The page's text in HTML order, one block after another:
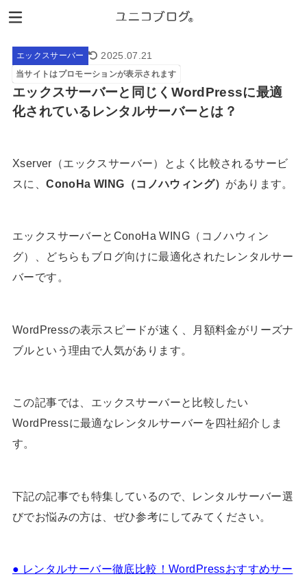
エックスサーバー 2025.07.21
当サイトはプロモーションが表示されます
エックスサーバーと同じくWordPressに最適
化されているレンタルサーバーとは？
Xserver（エックスサーバー）とよく比較されるサービ
スに、ConoHa WING（コノハウィング） があります。
エックスサーバーとConoHa WING（コノハウィン
グ）、どちらもブログ向けに最適化されたレンタルサー
バーです。
WordPressの表示スピードが速く、月額料金がリーズナ
ブルという理由で人気があります。
この記事では、エックスサーバーと比較したい
WordPressに最適なレンタルサーバーを四社紹介しま
す。
下記の記事でも特集しているので、レンタルサーバー選
びでお悩みの方は、ぜひ参考にしてみてください。
● レンタルサーバー徹底比較！WordPressおすすめサー